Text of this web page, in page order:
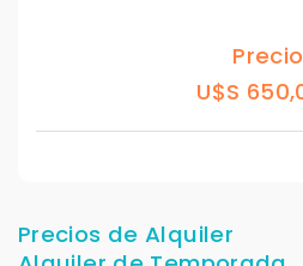
Precio
U$S
Precios de Alquiler